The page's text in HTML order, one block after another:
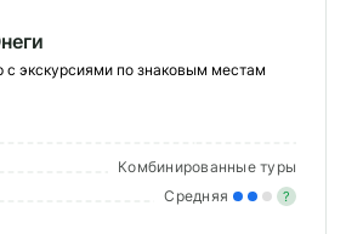
с экскурсиями по знаковым местам
Комбинированные туры
Средняя ?